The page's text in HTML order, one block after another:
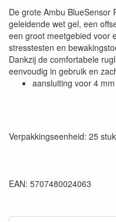
De grote Ambu BlueSensor
geleidende wet gel, een
een groot meetgebied voor
stresstesten en
Dankzij de comfortabele
eenvoudig in gebruik en
aansluiting voor 4
Verpakkingseenheid: 25
EAN: 5707480024063